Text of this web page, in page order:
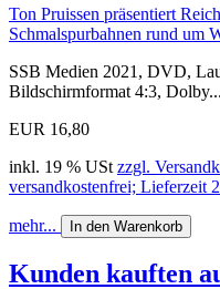
Ton Pruissen präsentiert
Schmalspurbahnen rund
SSB Medien 2021, DVD,
Bildschirmformat 4:3, Dolby...
EUR 16,80
inkl. 19 % USt zzgl.
versandkostenfrei; Lieferzeit
mehr... In den Warenkorb
Kunden kauften